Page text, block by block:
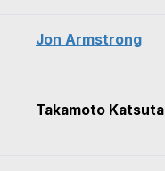
Jon Armstrong
Takamoto Katsuta